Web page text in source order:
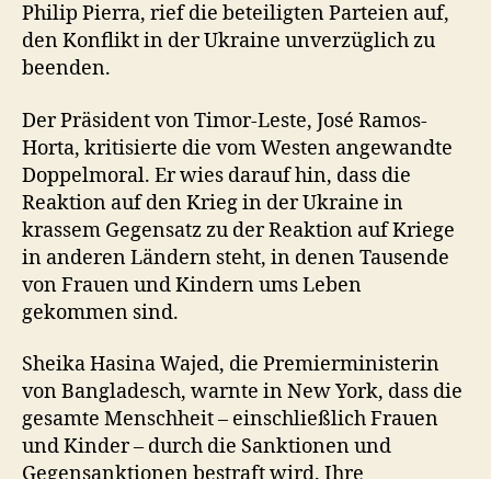
Philip Pierra, rief die beteiligten Parteien auf,
den Konflikt in der Ukraine unverzüglich zu
beenden.
Der Präsident von Timor-Leste, José Ramos-
Horta, kritisierte die vom Westen angewandte
Doppelmoral. Er wies darauf hin, dass die
Reaktion auf den Krieg in der Ukraine in
krassem Gegensatz zu der Reaktion auf Kriege
in anderen Ländern steht, in denen Tausende
von Frauen und Kindern ums Leben
gekommen sind.
Sheika Hasina Wajed, die Premierministerin
von Bangladesch, warnte in New York, dass die
gesamte Menschheit – einschließlich Frauen
und Kinder – durch die Sanktionen und